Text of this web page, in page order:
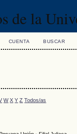
de la
CUENTA BUSCAR
W X Y Z Todos/as